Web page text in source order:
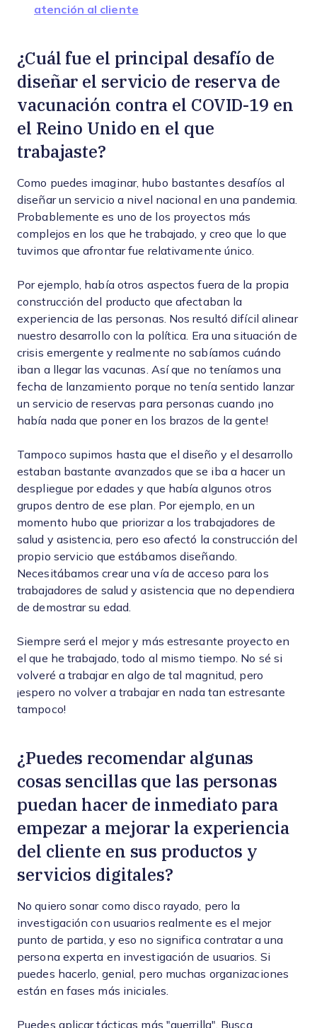
atención al cliente
¿Cuál fue el principal desafío de
diseñar el servicio de reserva de
vacunación contra el COVID-19 en
el Reino Unido en el que
trabajaste?
Como puedes imaginar, hubo bastantes desafíos al
diseñar un servicio a nivel nacional en una pandemia.
Probablemente es uno de los proyectos más
complejos en los que he trabajado, y creo que lo que
tuvimos que afrontar fue relativamente único.
Por ejemplo, había otros aspectos fuera de la propia
construcción del producto que afectaban la
experiencia de las personas. Nos resultó difícil alinear
nuestro desarrollo con la política. Era una situación de
crisis emergente y realmente no sabíamos cuándo
iban a llegar las vacunas. Así que no teníamos una
fecha de lanzamiento porque no tenía sentido lanzar
un servicio de reservas para personas cuando ¡no
había nada que poner en los brazos de la gente!
Tampoco supimos hasta que el diseño y el desarrollo
estaban bastante avanzados que se iba a hacer un
despliegue por edades y que había algunos otros
grupos dentro de ese plan. Por ejemplo, en un
momento hubo que priorizar a los trabajadores de
salud y asistencia, pero eso afectó la construcción del
propio servicio que estábamos diseñando.
Necesitábamos crear una vía de acceso para los
trabajadores de salud y asistencia que no dependiera
de demostrar su edad.
Siempre será el mejor y más estresante proyecto en
el que he trabajado, todo al mismo tiempo. No sé si
volveré a trabajar en algo de tal magnitud, pero
¡espero no volver a trabajar en nada tan estresante
tampoco!
¿Puedes recomendar algunas
cosas sencillas que las personas
puedan hacer de inmediato para
empezar a mejorar la experiencia
del cliente en sus productos y
servicios digitales?
No quiero sonar como disco rayado, pero la
investigación con usuarios realmente es el mejor
punto de partida, y eso no significa contratar a una
persona experta en investigación de usuarios. Si
puedes hacerlo, genial, pero muchas organizaciones
están en fases más iniciales.
Puedes aplicar tácticas más "guerrilla". Busca